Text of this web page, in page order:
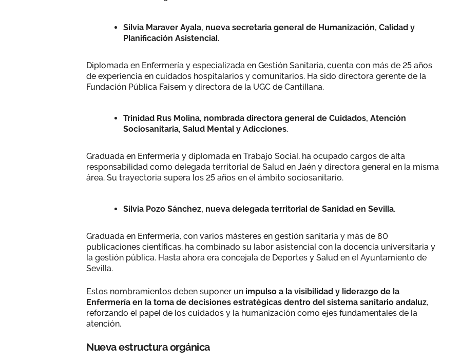
Silvia Maraver Ayala, nueva secretaria general de Humanización, Calidad y
Planificación Asistencial.
Diplomada en Enfermería y especializada en Gestión Sanitaria, cuenta con más de 25 años
de experiencia en cuidados hospitalarios y comunitarios. Ha sido directora gerente de la
Fundación Pública Faisem y directora de la UGC de Cantillana.
Trinidad Rus Molina, nombrada directora general de Cuidados, Atención
Sociosanitaria, Salud Mental y Adicciones.
Graduada en Enfermería y diplomada en Trabajo Social, ha ocupado cargos de alta
responsabilidad como delegada territorial de Salud en Jaén y directora general en la misma
área. Su trayectoria supera los 25 años en el ámbito sociosanitario.
Silvia Pozo Sánchez, nueva delegada territorial de Sanidad en Sevilla.
Graduada en Enfermería, con varios másteres en gestión sanitaria y más de 80
publicaciones científicas, ha combinado su labor asistencial con la docencia universitaria y
la gestión pública. Hasta ahora era concejala de Deportes y Salud en el Ayuntamiento de
Sevilla.
Estos nombramientos deben suponer un impulso a la visibilidad y liderazgo de la
Enfermería en la toma de decisiones estratégicas dentro del sistema sanitario andaluz,
reforzando el papel de los cuidados y la humanización como ejes fundamentales de la
atención.
Nueva estructura orgánica